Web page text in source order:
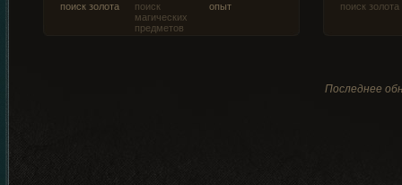
поиск золота
поиск
магических
предметов
опыт поиск золота
Последнее